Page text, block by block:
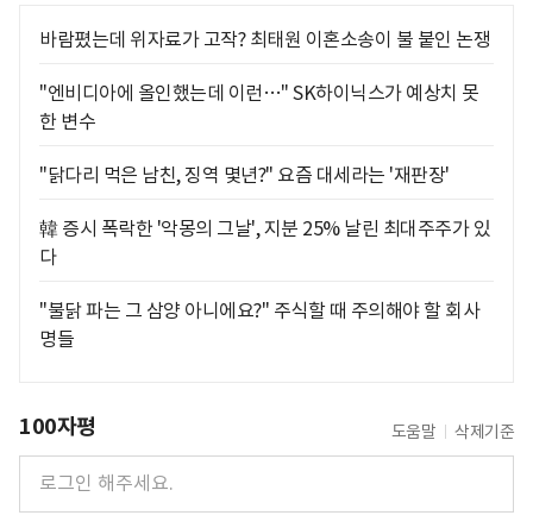
바람폈는데 위자료가 고작? 최태원 이혼소송이 불 붙인 논쟁
"엔비디아에 올인했는데 이런…" SK하이닉스가 예상치 못
한 변수
"닭다리 먹은 남친, 징역 몇년?" 요즘 대세라는 '재판장'
韓 증시 폭락한 '악몽의 그날', 지분 25% 날린 최대주주가 있
다
"불닭 파는 그 삼양 아니에요?" 주식할 때 주의해야 할 회사
명들
100자평 도움말 삭제기준